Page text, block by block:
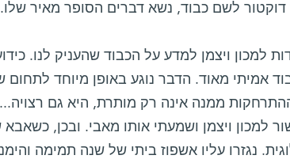
לשם כבוד, נשא דברים הסופר מאיר
למכון ויצמן למדע על הכבוד שהעניק לנו.
אמיתי מאוד. הדבר נוגע באופן מיוחד לתחום
ממנה אינה רק מותרת, היא גם
נגזרו עליו אשפוז ביתי של שנה תמימה